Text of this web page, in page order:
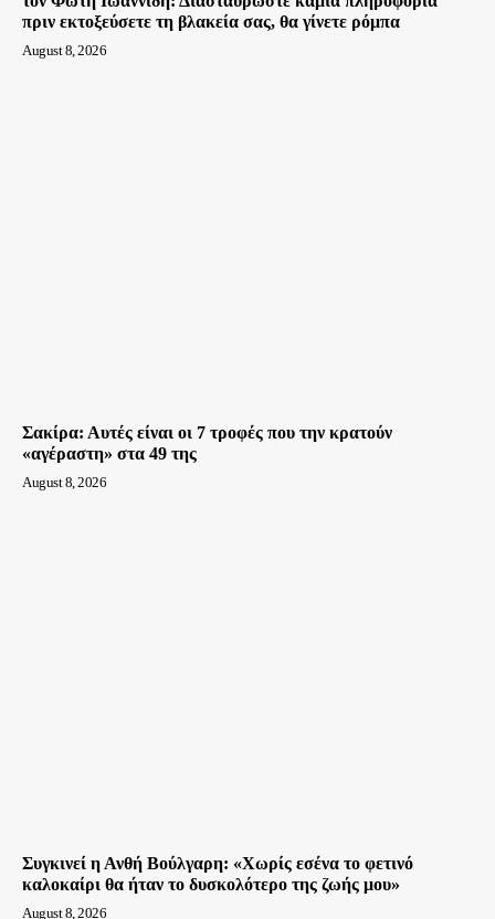
πριν εκτοξεύσετε τη βλακεία σας, θα γίνετε ρόμπα
August 8, 2026
Σακίρα: Αυτές είναι οι 7 τροφές που την κρατούν
«αγέραστη» στα 49 της
August 8, 2026
Συγκινεί η Ανθή Βούλγαρη: «Χωρίς εσένα το φετινό
καλοκαίρι θα ήταν το δυσκολότερο της ζωής μου»
August 8, 2026